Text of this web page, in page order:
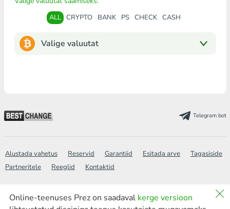
ALL CRYPTO BANK PS CHECK CASH
Valige valuutat
Online-teenuses Prez on saadaval kerge versioon
Telegram bot
Alustada vahetus Reservid Garantiid Esitada arve
Tagasiside
Partneritele
Reeglid Kontaktid
Wiki Poliitika KKK Saidi kaart
Otsing
new